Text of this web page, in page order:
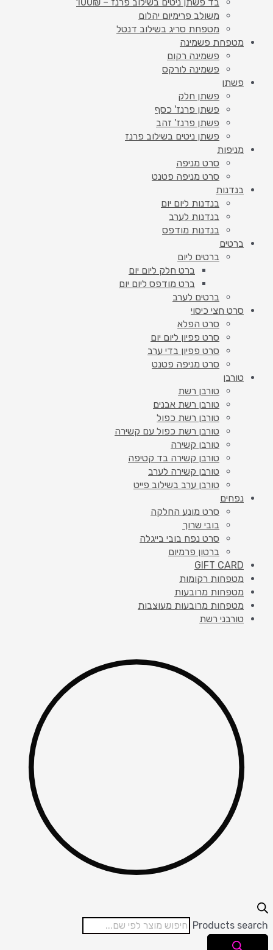
משולב פרימיום יהלום
מטפחת סריג בשילוב דנטל
מטפחת פשמינה
פשמינה רקום
פשמינה לורקס
פשתן
פשתן חלק
פשתן פרנז' כסף
פשתן פרנז' זהב
פשתן ניטים בשילוב פרנז
מניפות
סרט מניפה
סרט מניפה פטנט
בנדנות
בנדנות ליום יום
בנדנות לערב
בנדנות מודפס
ברטים
ברטים ליום
ברט חלק ליום יום
ברט מודפס ליום יום
ברטים לערב
סרט חצי כיסוי
סרט הפלא
סרט פפיון ליום יום
סרט פפיון בדי ערב
סרט מניפה פטנט
טורבן
טורבן רשת
טורבן רשת אבנים
טורבן רשת כפול
טורבן רשת כפול עם קשירה
טורבן קשירה
טורבן קשירה בד קטיפה
טורבן קשירה לערב
טורבן ערב בשילוב פייט
נפחים
סרט מונע החלקה
בובי שרוך
סרט נפח בובי בייגלה
ברטון פרמיום
GIFT CARD
מטפחות רקומות
מטפחות מרובעות
מטפחות מרובעות מעוצבות
טורבני רשת
Products search